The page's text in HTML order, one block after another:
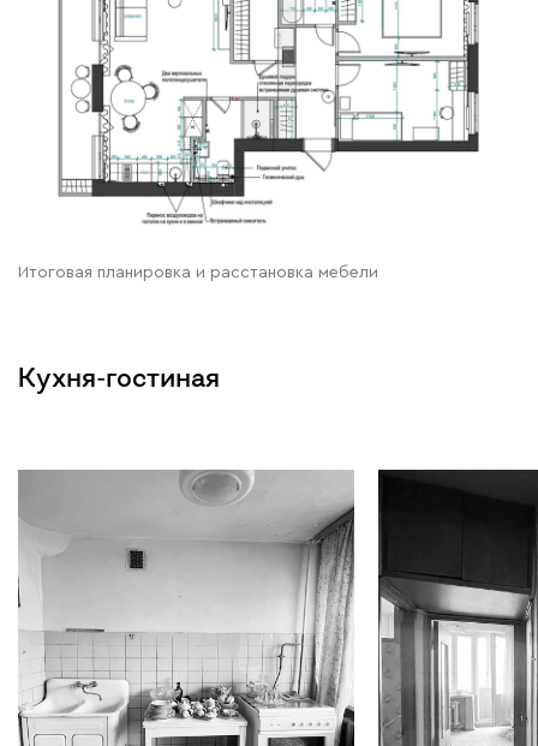
Итоговая планировка и расстановка мебели
Кухня-гостиная